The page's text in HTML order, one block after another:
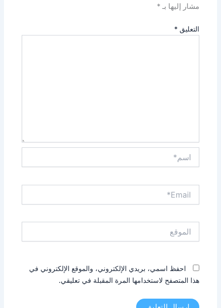
مشار إليها بـ*
التعليق*
احفظ اسمي، بريدي الإلكتروني، والموقع الإلكتروني في
هذا المتصفح لاستخدامها المرة المقبلة في تعليقي.